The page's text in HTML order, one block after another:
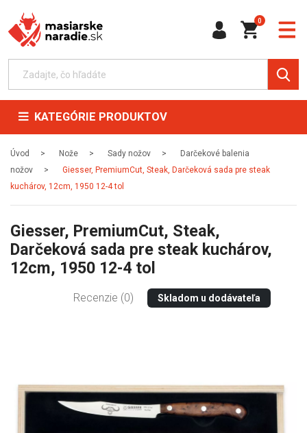
0
KATEGÓRIE PRODUKTOV
Úvod Nože Sady nožov
Darčekové balenia
nožov
Giesser, PremiumCut, Steak, Darčeková sada pre steak
kuchárov, 12cm, 1950 12-4 tol
Giesser, PremiumCut, Steak,
Darčeková sada pre steak kuchárov,
12cm, 1950 12-4 tol
Recenzie (0) Skladom u dodávateľa